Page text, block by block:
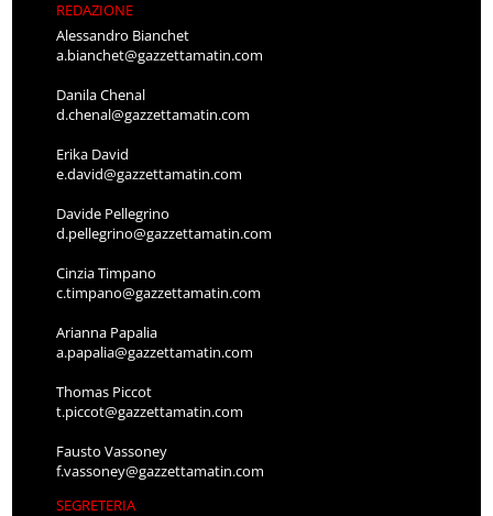
REDAZIONE
Alessandro Bianchet
a.bianchet@gazzettamatin.com
Danila Chenal
d.chenal@gazzettamatin.com
Erika David
e.david@gazzettamatin.com
Davide Pellegrino
d.pellegrino@gazzettamatin.com
Cinzia Timpano
c.timpano@gazzettamatin.com
Arianna Papalia
a.papalia@gazzettamatin.com
Thomas Piccot
t.piccot@gazzettamatin.com
Fausto Vassoney
f.vassoney@gazzettamatin.com
SEGRETERIA